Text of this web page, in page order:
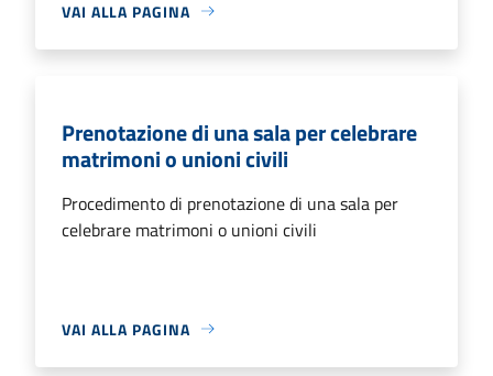
VAI ALLA PAGINA
Prenotazione di una sala per celebrare
matrimoni o unioni civili
Procedimento di prenotazione di una sala per
celebrare matrimoni o unioni civili
VAI ALLA PAGINA